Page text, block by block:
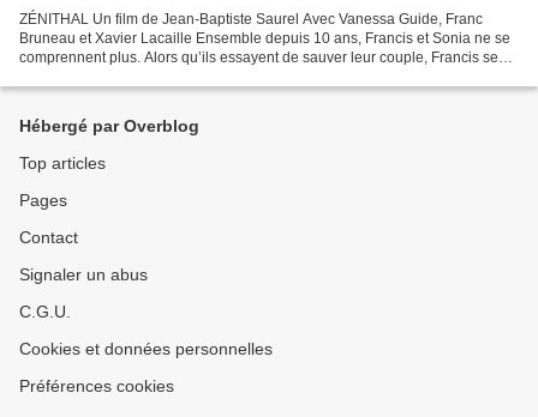
ZÉNITHAL Un film de Jean-Baptiste Saurel Avec Vanessa Guide, Franc
Bruneau et Xavier Lacaille Ensemble depuis 10 ans, Francis et Sonia ne se
comprennent plus. Alors qu’ils essayent de sauver leur couple, Francis se
Hébergé par Overblog
Top articles
Pages
Contact
Signaler un abus
C.G.U.
Cookies et données personnelles
Préférences cookies